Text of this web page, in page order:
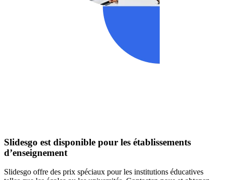
Slidesgo est disponible pour les établissements
d’enseignement
Slidesgo offre des prix spéciaux pour les institutions éducatives